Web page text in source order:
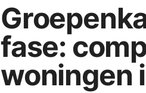
fase:
woningen